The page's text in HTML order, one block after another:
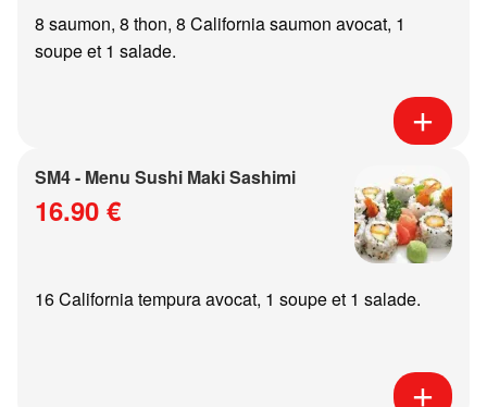
8 saumon, 8 thon, 8 California saumon avocat, 1
soupe et 1 salade.
SM4 - Menu Sushi Maki Sashimi
16.90 €
16 California tempura avocat, 1 soupe et 1 salade.